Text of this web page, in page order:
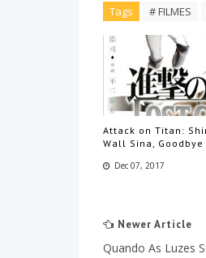
Tags # FILMES
Attack on Titan:
Wall Sina,
Dec 07, 2017
Newer Article
Quando As Luzes